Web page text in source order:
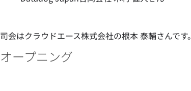
司会はクラウドエース株式会社の根本 泰輔さんです。
オープニング